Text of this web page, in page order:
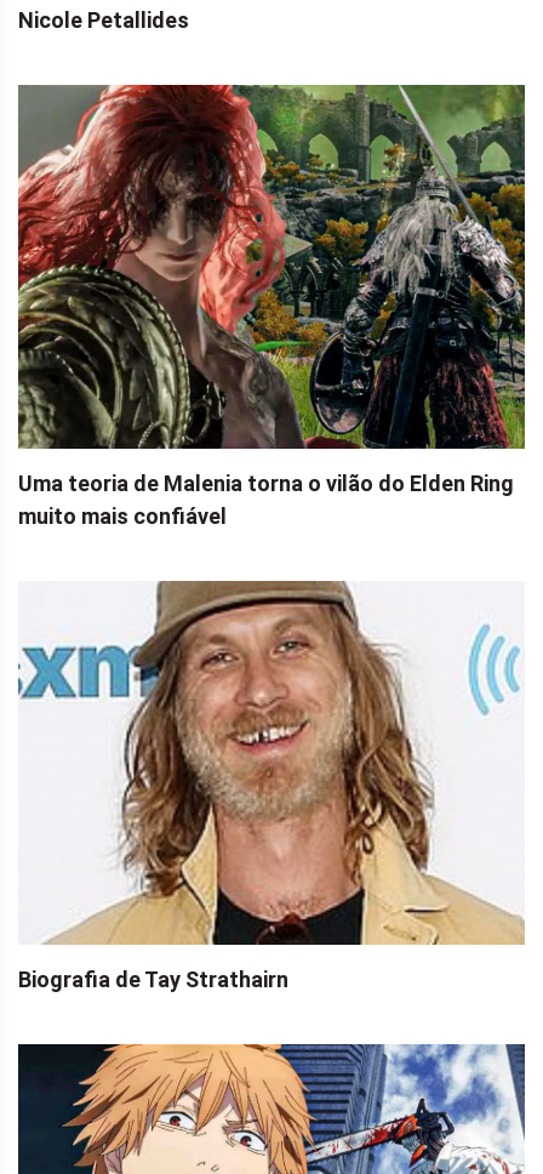
Nicole Petallides
Uma teoria de Malenia torna o vilão do Elden Ring
muito mais confiável
Biografia de Tay Strathairn